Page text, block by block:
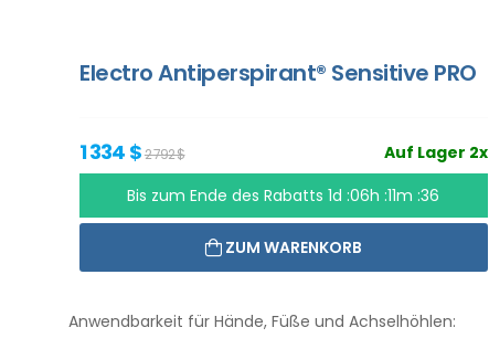
Electro Antiperspirant® Sensitive PRO
Auf Lager 2x
1 334 $2 792 $
Bis zum Ende des Rabatts1d :06h :11m :35
ZUM WARENKORB
Anwendbarkeit für Hände, Füße und Achselhöhlen: